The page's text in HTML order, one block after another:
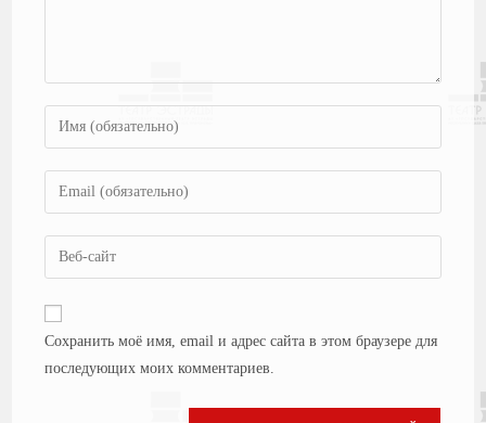
Сохранить моё имя, email и адрес сайта в этом браузере для
последующих моих комментариев.